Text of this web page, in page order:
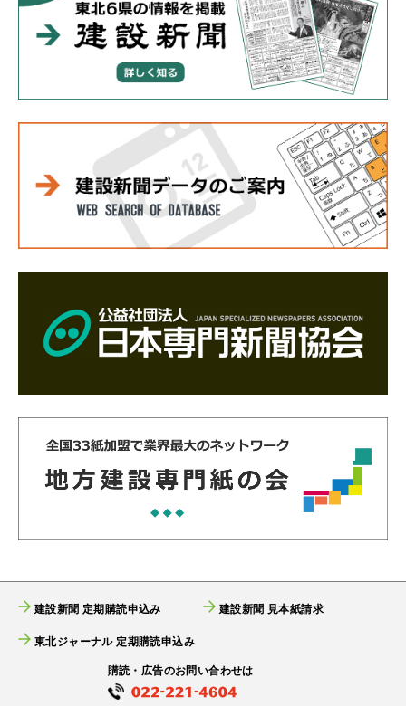
建設新聞 定期購読申込み 建設新聞 見本紙請求
東北ジャーナル 定期購読申込み
購読・広告のお問い合わせは